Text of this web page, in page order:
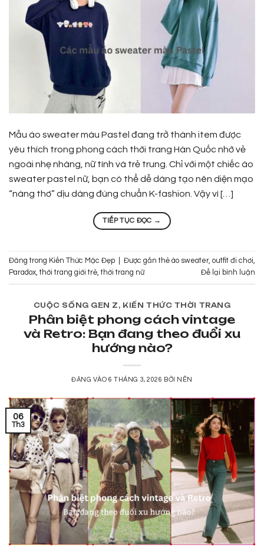
Mẫu áo sweater màu Pastel đang trở thành item được
yêu thích trong phong cách thời trang Hàn Quốc nhờ vẻ
ngoài nhẹ nhàng, nữ tính và trẻ trung. Chỉ với một chiếc áo
sweater pastel nữ, bạn có thể dễ dàng tạo nên diện mạo
“nàng thơ” dịu dàng đúng chuẩn K-fashion. Vậy vì […]
TIẾP TỤC ĐỌC →
Đăng trong Kiến Thức Mặc Đẹp Được gắn thẻ áo sweater, outfit đi chơi,
Paradox,thời trang giới trẻ,thời trang nữ Để lại bình luận
CUỘC SỐNG GEN Z , KIẾN THỨC THỜI TRANG
Phân biệt phong cách vintage
và Retro: Bạn đang theo đuổi xu
hướng nào?
ĐĂNG VÀO6 THÁNG 3, 2026 BỞI NÊN
06
Th3